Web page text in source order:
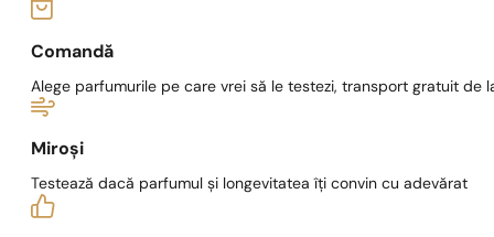
Comandă
Alege parfumurile pe care vrei să le testezi, transport gratuit de
Miroși
Testează dacă parfumul și longevitatea îți convin cu adevărat